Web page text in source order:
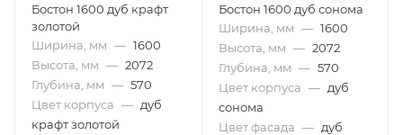
Бостон 1600 дуб крафт
золотой
Ширина, мм — 1600
Высота, мм — 2072
Глубина, мм — 570
Цвет корпуса — дуб
крафт золотой
Бостон 1600 дуб сонома
Ширина, мм — 1600
Высота, мм — 2072
Глубина, мм — 570
Цвет корпуса — дуб
сонома
Цвет фасада — дуб